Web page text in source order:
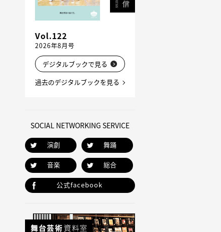
Vol.122
2026年8月号
デジタルブックで見る
過去のデジタルブックを見る
SOCIAL NETWORKING SERVICE
演劇 舞踊
音楽 総合
公式facebook